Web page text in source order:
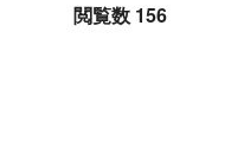
閲覧数 156